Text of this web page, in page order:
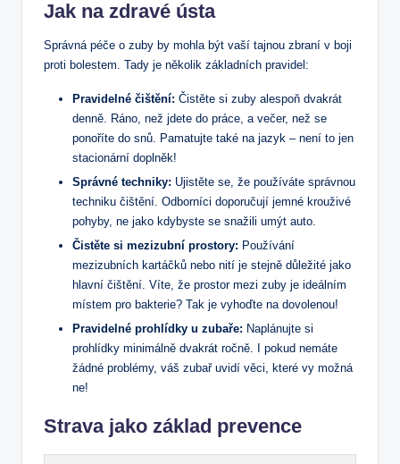
Jak na zdravé ústa
Správná péče o zuby by mohla být vaší tajnou zbraní v boji
proti bolestem. Tady je několik základních pravidel:
Pravidelné čištění: Čistěte si zuby alespoň dvakrát
denně. Ráno, než jdete do práce, a večer, než se
ponoříte do snů. Pamatujte také na jazyk – není to jen
stacionární doplněk!
Správné techniky: Ujistěte se, že používáte správnou
techniku čištění. Odborníci doporučují jemné krouživé
pohyby, ne jako kdybyste se snažili umýt auto.
Čistěte si mezizubní prostory: Používání
mezizubních kartáčků nebo nití je stejně důležité jako
hlavní čištění. Víte, že prostor mezi zuby je ideálním
místem pro bakterie? Tak je vyhoďte na dovolenou!
Pravidelné prohlídky u zubaře: Naplánujte si
prohlídky minimálně dvakrát ročně. I pokud nemáte
žádné problémy, váš zubař uvidí věci, které vy možná
ne!
Strava jako základ prevence